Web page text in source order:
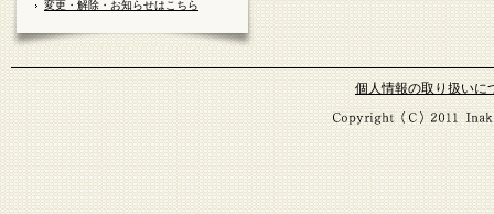
変更・解除・お知らせはこちら
個人情報の取り扱いに